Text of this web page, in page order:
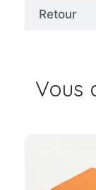
Retour
Vous